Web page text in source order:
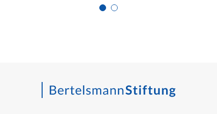
Zur Seite 1
Zur Seite 2